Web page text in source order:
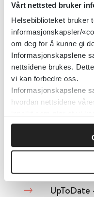
Vårt nettsted bruker
Helsebiblioteket bruker
informasjonskapsler/
om deg for å kunne gi
Informasjonskapslene
nettsidene brukes.
vi kan forbedre oss.
Informasjonskapslene
hvordan nettsidene
UpToDate
UpToDate
Detaljer
UpToDate
Detaljer